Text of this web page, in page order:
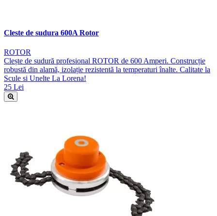
Cleste de sudura 600A Rotor
ROTOR
Clește de sudură profesional ROTOR de 600 Amperi. Construcție
robustă din alamă, izolație rezistentă la temperaturi înalte. Calitate la
Scule si Unelte La Lorena!
25 Lei